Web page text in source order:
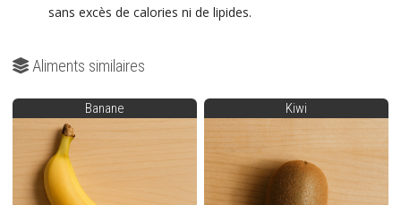
sans excès de calories ni de lipides.
Aliments similaires
Banane Kiwi